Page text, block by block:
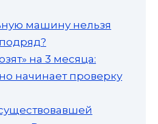
машину нельзя
на 3 месяца:
начинает проверку